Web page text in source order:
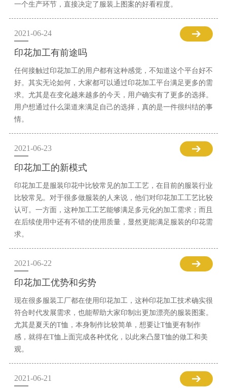
一个生产环节，直接决定了服装上图案的好看程度。
2021-06-24
印花加工有前途吗
任何接触过印花加工的用户都有这种感觉，不知道这个平台好不
好。其实无论如何，大家都可以通过印花加工平台满足更多的需
求。尤其是在变化越来越多的今天，用户确实有了更多的选择。
用户想通过什么渠道来满足自己的选择，真的是一件很纠结的事
情。
2021-06-23
印花加工的新模式
印花加工是服装印花中比较常见的加工工艺，在目前的服装行业
比较常见。对于很多做服装的人来说，他们对印花加工工艺比较
认可。一方面，这种加工工艺能够满足多元化的加工需求；而且
在后续使用中还有不错的使用质量，显然更能满足服装的印花需
求。
2021-06-22
印花加工优势和劣势
现在很多服装工厂都在使用印花加工，这种印花加工技术确实很
符合时代发展需求，也能帮助大家印制出更加漂亮的服装图案。
尤其是夏天的T恤，本身制作比较简单，想要让T恤更有制作
感，就得在T恤上面完成各种优化，以此来凸显T恤的做工和美
观。
2021-06-21